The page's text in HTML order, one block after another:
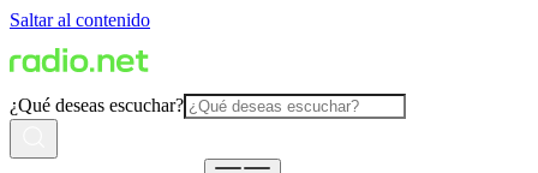
Saltar al contenido
¿Qué deseas escuchar?